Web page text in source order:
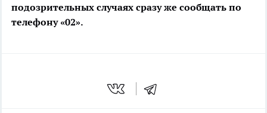
подозрительных случаях сразу же сообщать по
телефону «02».